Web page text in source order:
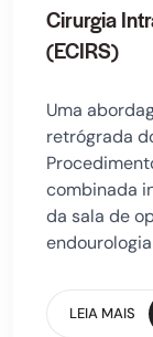
Cirurgia
(ECIRS)
Uma
retrógrada
combinada
da sala de
LEIA MAIS